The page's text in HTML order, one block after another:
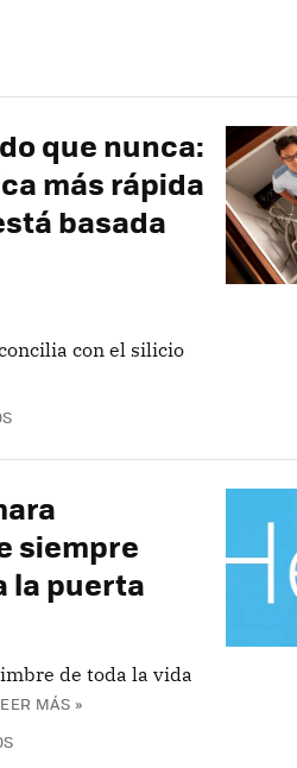
que nunca:
más rápida
basada
con el silicio
siempre
la puerta
de toda la vida
MÁS »